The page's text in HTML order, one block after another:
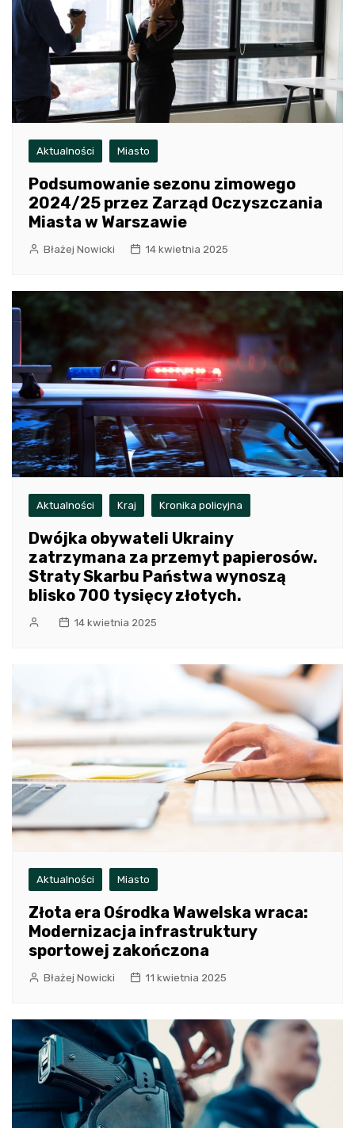
Aktualności Miasto
Podsumowanie sezonu zimowego
2024/25 przez Zarząd Oczyszczania
Miasta w Warszawie
Błażej Nowicki 14 kwietnia 2025
Aktualności Kraj Kronika policyjna
Dwójka obywateli Ukrainy
zatrzymana za przemyt papierosów.
Straty Skarbu Państwa wynoszą
blisko 700 tysięcy złotych.
14 kwietnia 2025
Aktualności Miasto
Złota era Ośrodka Wawelska wraca:
Modernizacja infrastruktury
sportowej zakończona
Błażej Nowicki 11 kwietnia 2025